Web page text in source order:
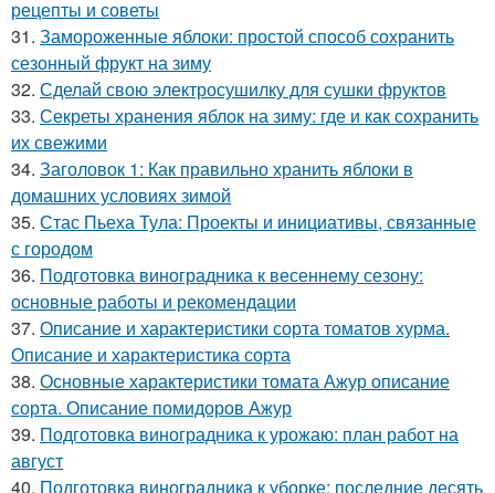
рецепты и советы
31. Замороженные яблоки: простой способ сохранить
сезонный фрукт на зиму
32. Сделай свою электросушилку для сушки фруктов
33. Секреты хранения яблок на зиму: где и как сохранить
их свежими
34. Заголовок 1: Как правильно хранить яблоки в
домашних условиях зимой
35. Стас Пьеха Тула: Проекты и инициативы, связанные
с городом
36. Подготовка виноградника к весеннему сезону:
основные работы и рекомендации
37. Описание и характеристики сорта томатов хурма.
Описание и характеристика сорта
38. Основные характеристики томата Ажур описание
сорта. Описание помидоров Ажур
39. Подготовка виноградника к урожаю: план работ на
август
40. Подготовка виноградника к уборке: последние десять